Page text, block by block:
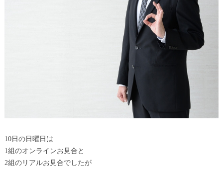
10日の日曜日は
1組のオンラインお見合と
2組のリアルお見合でしたが